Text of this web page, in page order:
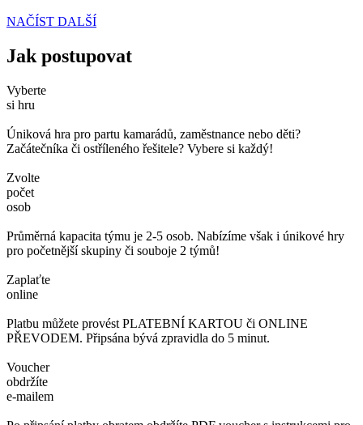
NAČÍST DALŠÍ
Jak postupovat
Vyberte
si hru
Úniková hra pro partu kamarádů, zaměstnance nebo děti?
Začátečníka či ostříleného řešitele? Vybere si každý!
Zvolte
počet
osob
Průměrná kapacita týmu je 2-5 osob. Nabízíme však i únikové hry
pro početnější skupiny či souboje 2 týmů!
Zaplaťte
online
Platbu můžete provést PLATEBNÍ KARTOU či ONLINE
PŘEVODEM. Připsána bývá zpravidla do 5 minut.
Voucher
obdržíte
e-mailem